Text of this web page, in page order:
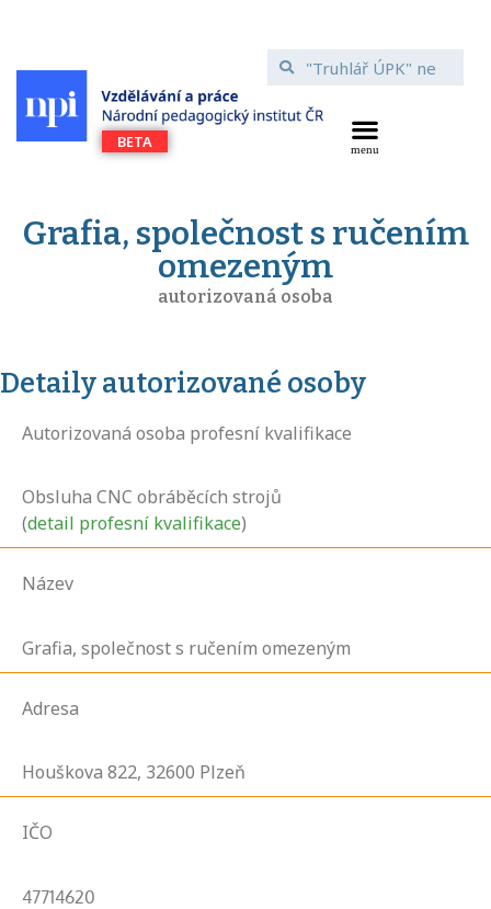
Grafia, společnost s ručením
omezeným
autorizovaná osoba
Detaily autorizované osoby
Autorizovaná osoba profesní kvalifikace
Obsluha CNC obráběcích strojů
(detail profesní kvalifikace)
Název
Grafia, společnost s ručením omezeným
Adresa
Houškova 822, 32600 Plzeň
IČO
47714620